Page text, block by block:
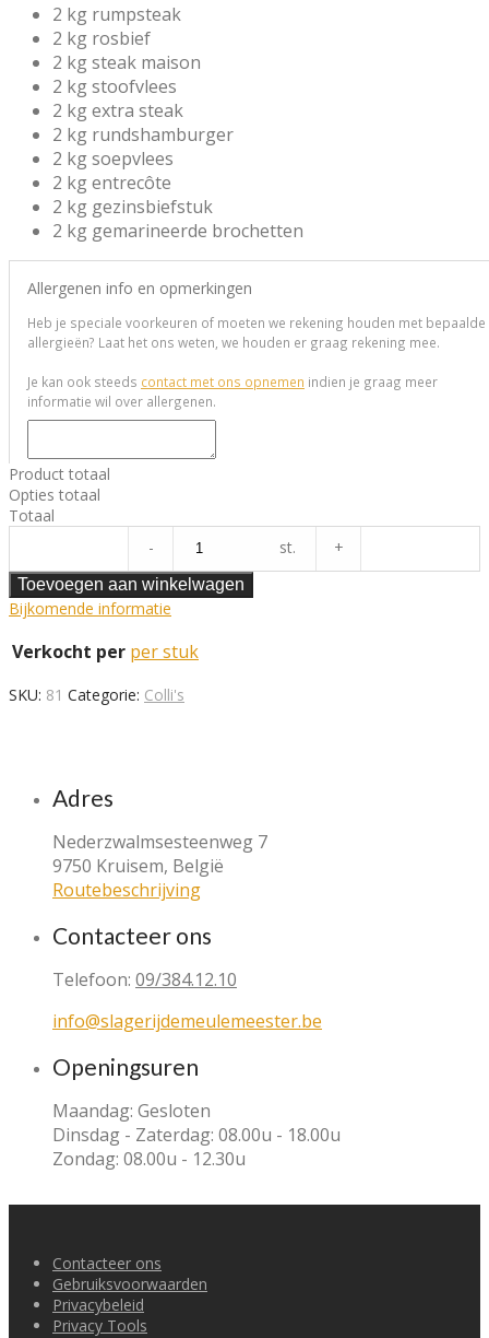
2 kg rumpsteak
2 kg rosbief
2 kg steak maison
2 kg stoofvlees
2 kg extra steak
2 kg rundshamburger
2 kg soepvlees
2 kg entrecôte
2 kg gezinsbiefstuk
2 kg gemarineerde brochetten
Allergenen info en opmerkingen
Heb je speciale voorkeuren of moeten we rekening houden met bepaalde
allergieën? Laat het ons weten, we houden er graag rekening mee.
Je kan ook steeds contact met ons opnemen indien je graag meer
informatie wil over allergenen.
Product totaal
Opties totaal
Totaal
quantity
- st. +
Toevoegen aan winkelwagen
Bijkomende informatie
Verkocht per per stuk
SKU: 81 Categorie: Colli's
Adres
Nederzwalmsesteenweg 7
9750 Kruisem, België
Routebeschrijving
Contacteer ons
Telefoon: 09/384.12.10
info@slagerijdemeulemeester.be
Openingsuren
Maandag: Gesloten
Dinsdag - Zaterdag: 08.00u - 18.00u
Zondag: 08.00u - 12.30u
Contacteer ons
Gebruiksvoorwaarden
Privacybeleid
Privacy Tools